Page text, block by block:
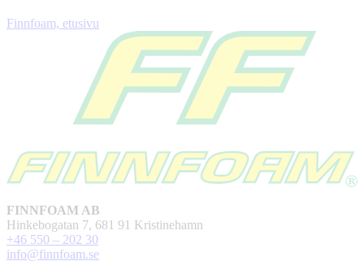
Finnfoam, etusivu
FINNFOAM AB
Hinkebogatan 7, 681 91 Kristinehamn
+46 550 – 202 30
info@finnfoam.se